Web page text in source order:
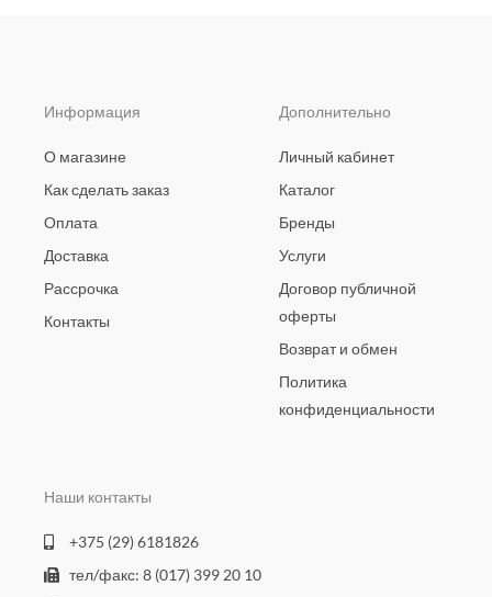
Информация
О магазине
Как сделать заказ
Оплата
Доставка
Рассрочка
Контакты
Дополнительно
Личный кабинет
Каталог
Бренды
Услуги
Договор публичной
оферты
Возврат и обмен
Политика
конфиденциальности
Наши контакты
+375 (29) 6181826
тел/факс: 8 (017) 399 20 10